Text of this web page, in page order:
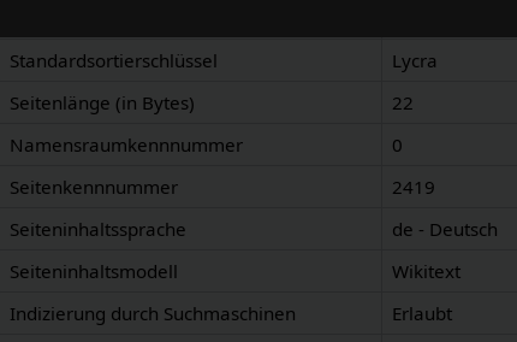
Standardsortierschlüssel
Lycra
Seitenlänge (in Bytes)
22
Namensraumkennnummer
0
Seitenkennnummer
2419
Seiteninhaltssprache
de - Deutsch
Seiteninhaltsmodell
Wikitext
Indizierung durch Suchmaschinen
Erlaubt